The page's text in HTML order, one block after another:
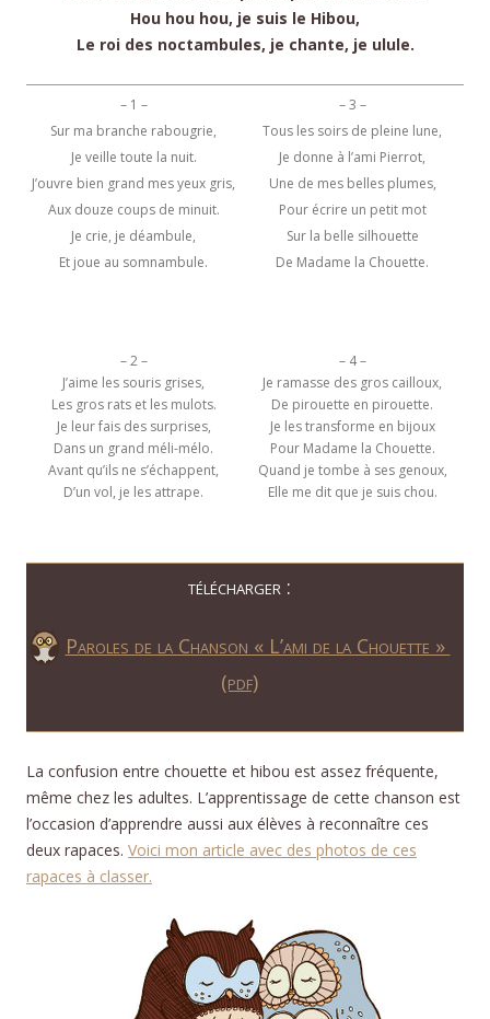
Hou hou hou, je suis le Hibou,
Le roi des noctambules, je chante, je ulule.
– 1 –
Sur ma branche rabougrie,
Je veille toute la nuit.
J’ouvre bien grand mes yeux gris,
Aux douze coups de minuit.
Je crie, je déambule,
Et joue au somnambule.
– 2 –
J’aime les souris grises,
Les gros rats et les mulots.
Je leur fais des surprises,
Dans un grand méli-mélo.
Avant qu’ils ne s’échappent,
D’un vol, je les attrape.
– 3 –
Tous les soirs de pleine lune,
Je donne à l’ami Pierrot,
Une de mes belles plumes,
Pour écrire un petit mot
Sur la belle silhouette
De Madame la Chouette.
– 4 –
Je ramasse des gros cailloux,
De pirouette en pirouette.
Je les transforme en bijoux
Pour Madame la Chouette.
Quand je tombe à ses genoux,
Elle me dit que je suis chou.
télécharger :
Paroles de la Chanson « L’ami de la Chouette »
(pdf)
La confusion entre chouette et hibou est assez fréquente,
même chez les adultes. L’apprentissage de cette chanson est
l’occasion d’apprendre aussi aux élèves à reconnaître ces
deux rapaces. Voici mon article avec des photos de ces
rapaces à classer.